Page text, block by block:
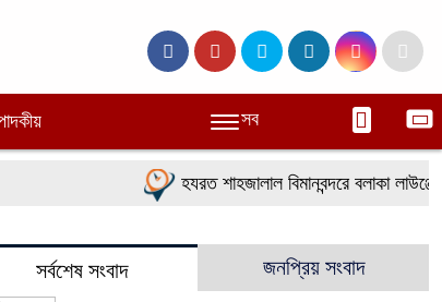
সব
হযরত শাহজালাল বিমানবন্দরে বলাকা লাউঞ্জে
সর্বশেষ সংবাদ জনপ্রিয় সংবাদ